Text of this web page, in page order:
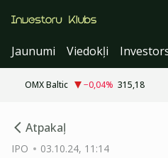
Jaunumi
Viedokļi
OMX Baltic −0,04% 315,18
Atpakaļ
IPO 03.10.24, 11:14